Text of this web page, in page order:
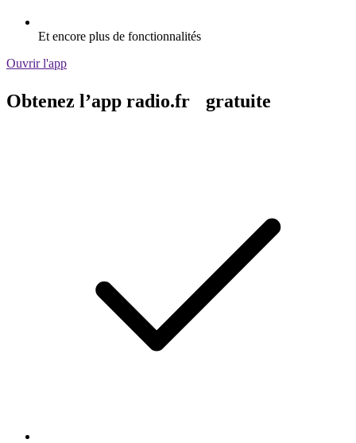
Et encore plus de fonctionnalités
Ouvrir l'app
Obtenez l’app radio.fr gratuite